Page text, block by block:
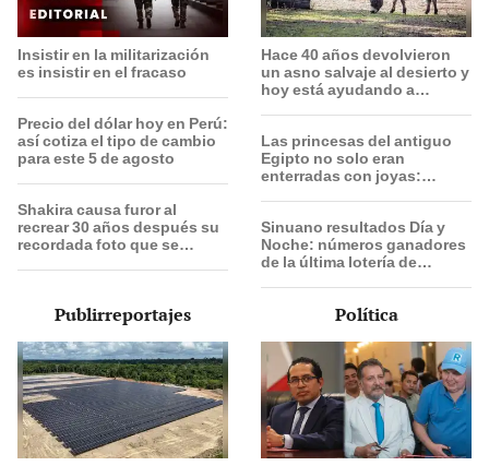
Insistir en la militarización
es insistir en el fracaso
Precio del dólar hoy en Perú:
así cotiza el tipo de cambio
para este 5 de agosto
Shakira causa furor al
recrear 30 años después su
recordada foto que se
Hace 40 años devolvieron
un asno salvaje al desierto y
hoy está ayudando a
Las princesas del antiguo
Egipto no solo eran
enterradas con joyas:
flechas y dagas en sus
tumbas
Sinuano resultados Día y
Noche: números ganadores
de la última lotería de
Publirreportajes Política